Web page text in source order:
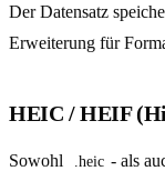
Der Datensatz
Erweiterung für
HEIC / HEIF
Sowohl .heic - als